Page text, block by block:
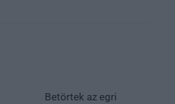
Betörtek az egri